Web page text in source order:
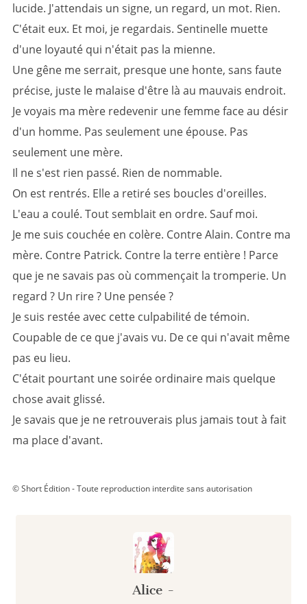
Alice -
lucide. J'attendais un signe, un regard, un mot. Rien.
C'était eux. Et moi, je regardais. Sentinelle muette
d'une loyauté qui n'était pas la mienne.
Une gêne me serrait, presque une honte, sans faute
précise, juste le malaise d'être là au mauvais endroit.
Je voyais ma mère redevenir une femme face au désir
d'un homme. Pas seulement une épouse. Pas
seulement une mère.
Il ne s'est rien passé. Rien de nommable.
On est rentrés. Elle a retiré ses boucles d'oreilles.
L'eau a coulé. Tout semblait en ordre. Sauf moi.
Je me suis couchée en colère. Contre Alain. Contre ma
mère. Contre Patrick. Contre la terre entière ! Parce
que je ne savais pas où commençait la tromperie. Un
regard ? Un rire ? Une pensée ?
Je suis restée avec cette culpabilité de témoin.
Coupable de ce que j'avais vu. De ce qui n'avait même
pas eu lieu.
C'était pourtant une soirée ordinaire mais quelque
chose avait glissé.
Je savais que je ne retrouverais plus jamais tout à fait
ma place d'avant.
© Short Édition - Toute reproduction interdite sans autorisation